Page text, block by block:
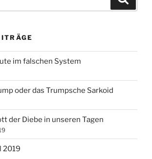
im falschen System
oder das Trumpsche Sarkoid
der Diebe in unseren Tagen
2019